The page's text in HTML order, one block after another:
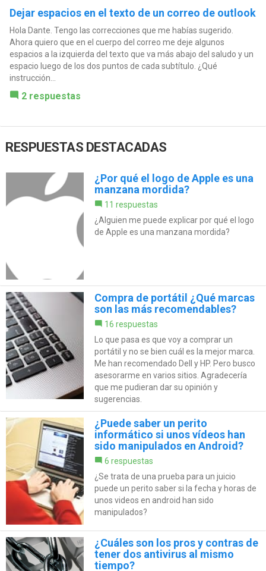
Dejar espacios en el texto de un correo de outlook
Hola Dante. Tengo las correcciones que me habías sugerido.
Ahora quiero que en el cuerpo del correo me deje algunos
espacios a la izquierda del texto que va más abajo del saludo y un
espacio luego de los dos puntos de cada subtítulo. ¿Qué
instrucción...
2 respuestas
RESPUESTAS DESTACADAS
¿Por qué el logo de Apple es una
manzana mordida?
11 respuestas
¿Alguien me puede explicar por qué el logo
de Apple es una manzana mordida?
Compra de portátil ¿Qué marcas
son las más recomendables?
16 respuestas
Lo que pasa es que voy a comprar un
portátil y no se bien cuál es la mejor marca.
Me han recomendado Dell y HP. Pero busco
asesorarme en varios sitios. Agradecería
que me pudieran dar su opinión y
sugerencias.
¿Puede saber un perito
informático si unos vídeos han
sido manipulados en Android?
6 respuestas
¿Se trata de una prueba para un juicio
puede un perito saber si la fecha y horas de
unos videos en android han sido
manipulados?
¿Cuáles son los pros y contras de
tener dos antivirus al mismo
tiempo?